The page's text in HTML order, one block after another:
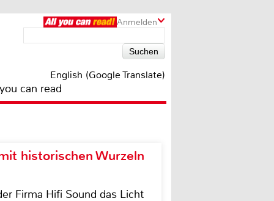
Anmelden
English (Google Translate)
can read
historischen Wurzeln
Firma Hifi Sound das Licht